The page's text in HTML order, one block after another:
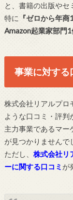
と、書籍の出版やセ
特に
『ゼロから年
Amazon起業家部門
事業に対する
株式会社リアルプロ
ような口コミ・評判
主力事業であるマー
が見つかりませんで
ただし、 株式会社リ
ーに関する口コミ が